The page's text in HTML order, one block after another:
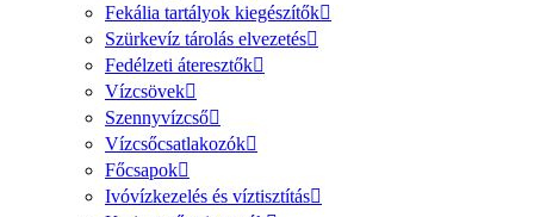
Fekália tartályok kiegészítők
Szürkevíz tárolás elvezetés
Fedélzeti áteresztők
Vízcsövek
Szennyvízcső
Vízcsőcsatlakozók
Főcsapok
Ivóvízkezelés és víztisztítás